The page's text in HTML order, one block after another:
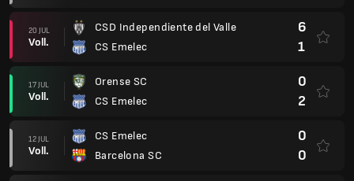
20 JUL
Voll.
CSD Independiente del Valle
CS Emelec
6
1
17 JUL
Voll.
Orense SC
CS Emelec
0
2
12 JUL
Voll.
CS Emelec
Barcelona SC
0
0